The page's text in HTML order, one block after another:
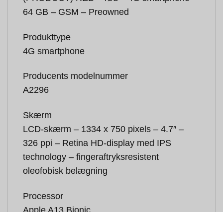
64 GB – GSM – Preowned
Produkttype
4G smartphone
Producents modelnummer
A2296
Skærm
LCD-skærm – 1334 x 750 pixels – 4.7″ –
326 ppi – Retina HD-display med IPS
technology – fingeraftryksresistent
oleofobisk belægning
Processor